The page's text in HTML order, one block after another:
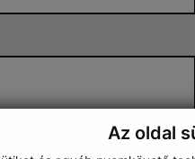
Az oldal